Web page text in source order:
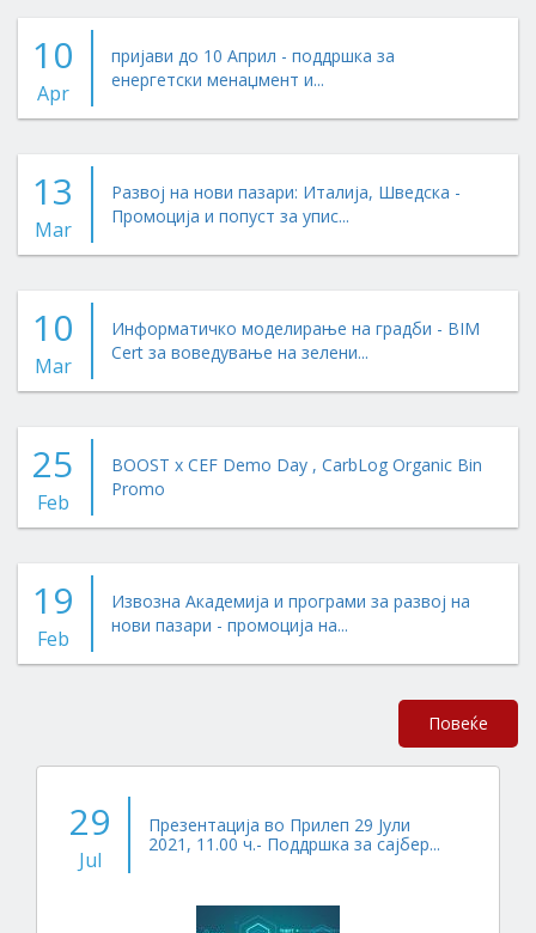
10
Apr
пријави до 10 Април - поддршка за
енергетски менаџмент и...
13
Mar
Развој на нови пазари: Италија, Шведска -
Промоција и попуст за упис...
10
Mar
Информатичко моделирање на градби - BIM
Cert за воведување на зелени...
25
Feb
BOOST x CEF Demo Day , CarbLog Organic Bin
Promo
19
Feb
Извозна Академија и програми за развој на
нови пазари - промоција на...
Повеќе
29
Jul
Презентација во Прилеп 29 Јули
2021, 11.00 ч.- Поддршка за сајбер...